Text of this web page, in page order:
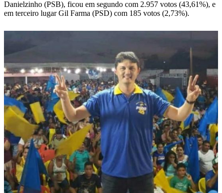
Danielzinho (PSB), ficou em segundo com 2.957 votos (43,61%), e
em terceiro lugar Gil Farma (PSD) com 185 votos (2,73%).